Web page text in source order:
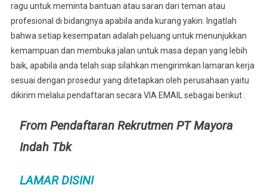
ragu untuk meminta bantuan atau saran dari teman atau
profesional di bidangnya apabila anda kurang yakin. Ingatlah
bahwa setiap kesempatan adalah peluang untuk menunjukkan
kemampuan dan membuka jalan untuk masa depan yang lebih
baik, apabila anda telah siap silahkan mengirimkan lamaran kerja
sesuai dengan prosedur yang ditetapkan oleh perusahaan yaitu
dikirim melalui pendaftaran secara VIA EMAIL sebagai berikut :
From Pendaftaran Rekrutmen PT Mayora
Indah Tbk
LAMAR DISINI